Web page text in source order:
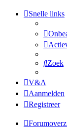
Snelle links
Zoek
V&A
Aanmelden
Registreer